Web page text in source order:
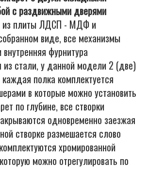
с раздвижными дверями
из плиты ЛДСП - МДФ и
виде, все механизмы
фурнитура
из стали, у данной модели 2 (две)
полка комплектуется
в которые можно установить
по глубине, все створки
одновременно заезжая
створке размешается слово
хромированной
можно отрегулировать по